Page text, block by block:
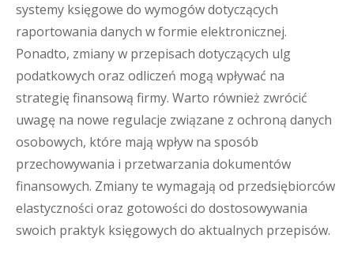
systemy księgowe do wymogów dotyczących
raportowania danych w formie elektronicznej.
Ponadto, zmiany w przepisach dotyczących ulg
podatkowych oraz odliczeń mogą wpływać na
strategię finansową firmy. Warto również zwrócić
uwagę na nowe regulacje związane z ochroną danych
osobowych, które mają wpływ na sposób
przechowywania i przetwarzania dokumentów
finansowych. Zmiany te wymagają od przedsiębiorców
elastyczności oraz gotowości do dostosowywania
swoich praktyk księgowych do aktualnych przepisów.